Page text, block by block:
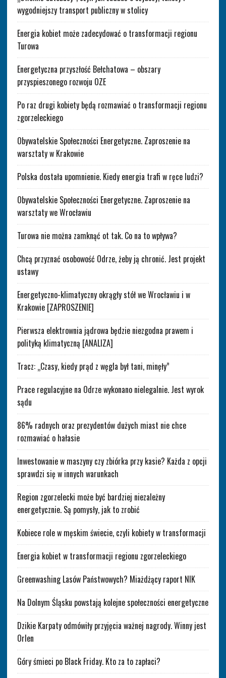
wygodniejszy transport publiczny w stolicy
Energia kobiet może zadecydować o transformacji regionu
Turowa
Energetyczna przyszłość Bełchatowa – obszary
przyspieszonego rozwoju OZE
Po raz drugi kobiety będą rozmawiać o transformacji regionu
zgorzeleckiego
Obywatelskie Społeczności Energetyczne. Zaproszenie na
warsztaty w Krakowie
Polska dostała upomnienie. Kiedy energia trafi w ręce ludzi?
Obywatelskie Społeczności Energetyczne. Zaproszenie na
warsztaty we Wrocławiu
Turowa nie można zamknąć ot tak. Co na to wpływa?
Chcą przyznać osobowość Odrze, żeby ją chronić. Jest projekt
ustawy
Energetyczno-klimatyczny okrągły stół we Wrocławiu i w
Krakowie [ZAPROSZENIE]
Pierwsza elektrownia jądrowa będzie niezgodna prawem i
polityką klimatyczną [ANALIZA]
Tracz: „Czasy, kiedy prąd z węgla był tani, minęły”
Prace regulacyjne na Odrze wykonano nielegalnie. Jest wyrok
sądu
86% radnych oraz prezydentów dużych miast nie chce
rozmawiać o hałasie
Inwestowanie w maszyny czy zbiórka przy kasie? Każda z opcji
sprawdzi się w innych warunkach
Region zgorzelecki może być bardziej niezależny
energetycznie. Są pomysły, jak to zrobić
Kobiece role w męskim świecie, czyli kobiety w transformacji
Energia kobiet w transformacji regionu zgorzeleckiego
Greenwashing Lasów Państwowych? Miażdżący raport NIK
Na Dolnym Śląsku powstają kolejne społeczności energetyczne
Dzikie Karpaty odmówiły przyjęcia ważnej nagrody. Winny jest
Orlen
Góry śmieci po Black Friday. Kto za to zapłaci?